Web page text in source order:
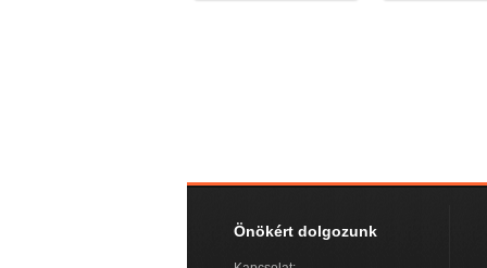
Önökért dolgozunk